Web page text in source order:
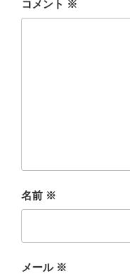
コメント ※
名前 ※
メール ※